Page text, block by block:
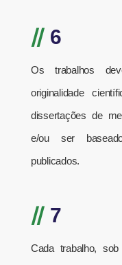
// 6
Os trabalhos
originalidade
dissertações de
e/ou ser
publicados.
// 7
Cada trabalho,